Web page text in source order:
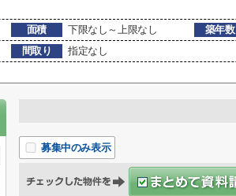
面積 下限なし～上限なし 築年数
間取り
指定なし
募集中のみ表示